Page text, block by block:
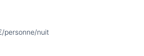
personne/nuit